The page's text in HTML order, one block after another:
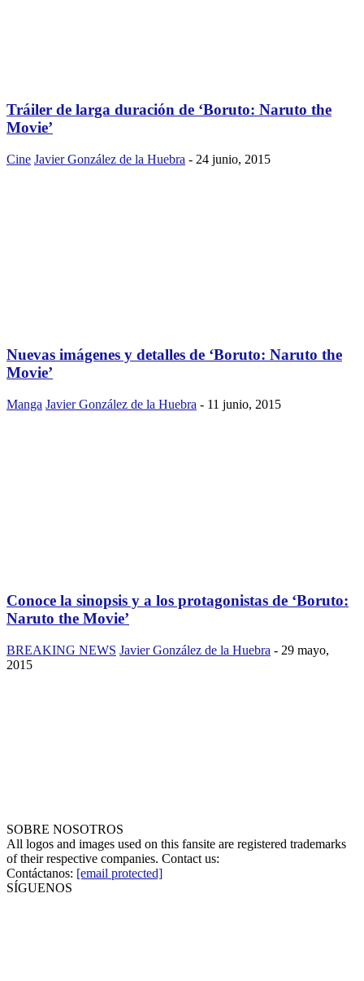
Tráiler de larga duración de ‘Boruto: Naruto the
Movie’
Cine Javier González de la Huebra - 24 junio, 2015
Nuevas imágenes y detalles de ‘Boruto: Naruto the
Movie’
Manga Javier González de la Huebra - 11 junio, 2015
Conoce la sinopsis y a los protagonistas de ‘Boruto:
Naruto the Movie’
BREAKING NEWS Javier González de la Huebra - 29 mayo,
2015
SOBRE NOSOTROS
All logos and images used on this fansite are registered trademarks
of their respective companies. Contact us:
Contáctanos: [email protected]
SÍGUENOS